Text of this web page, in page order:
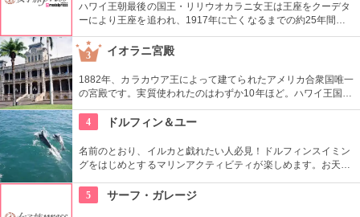
ハワイ王朝最後の国王・リリウオカラニ女王は王座をクーデタ
ーにより王座を追われ、1917年に亡くなるまでの約25年間、
この邸宅で暮らしていました。「アロハオエ」を作曲した音楽
に才能のあった女性。ピアノやギターの展示品も見ることがで
きます。
3 イオラニ宮殿
1882年、カラカウア王によって建てられたアメリカ合衆国唯一
の宮殿です。実質使われたのはわずか10年ほど。ハワイ王国滅
亡後は、75年ほど新政府の行政部の事務所として使われ、修復
を経て一般公開されました。豪華絢爛な調度品は当時の4割程
4 ドルフィン＆ユー
名前のとおり、イルカと戯れたい人必見！ドルフィンスイミン
グをはじめとするマリンアクティビティが楽しめます。お天気
いそう。バーベキューやフラ、ウクレレ演奏など、嬉しいおも
てなしも。
5 サーフ・ガレージ